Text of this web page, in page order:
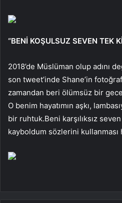
“BENİ KOŞULSUZ SEVEN TEK
2018’de Müslüman olup adını
son tweet’inde Shane’in
zamandan beri ölümsüz bir
O benim hayatımın aşkı,
bir ruhtuk.Beni karşılıksız
kayboldum sözlerini kullanması